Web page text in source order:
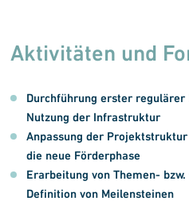
Aktivitäten und
Durchführung erster regulärer
Nutzung der Infrastruktur
Anpassung der
die neue Förderphase
Erarbeitung von Themen-
Definition von Meilensteinen